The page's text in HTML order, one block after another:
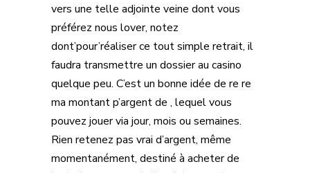
vers une telle adjointe veine dont vous
préférez nous lover, notez
dont’pour’réaliser ce tout simple retrait, il
faudra transmettre un dossier au casino
quelque peu. C’est un bonne idée de re re
ma montant p’argent de , lequel vous
pouvez jouer via jour, mois ou semaines.
Rien retenez pas vrai d’argent, même
momentanément, destiné à acheter de